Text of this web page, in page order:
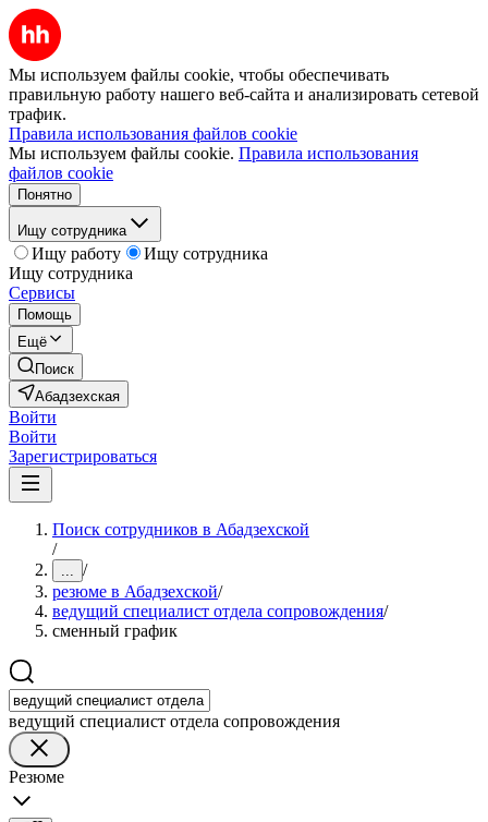
Мы используем файлы cookie, чтобы обеспечивать
правильную работу нашего веб-сайта и анализировать сетевой
трафик.
Правила использования файлов cookie
Мы используем файлы cookie. Правила использования
файлов cookie
Понятно
Ищу сотрудника
Ищу работу
Ищу сотрудника
Ищу сотрудника
Сервисы
Помощь
Ещё
Поиск
Абадзехская
Войти
Войти
Зарегистрироваться
Поиск сотрудников в Абадзехской
/
... /
резюме в Абадзехской/
ведущий специалист отдела сопровождения/
сменный график
ведущий специалист отдела сопровождения
Резюме